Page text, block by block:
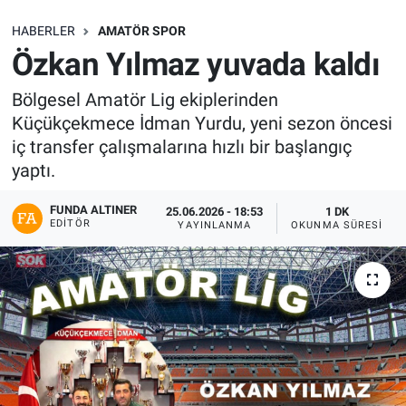
HABERLER AMATÖR SPOR
Özkan Yılmaz yuvada kaldı
Bölgesel Amatör Lig ekiplerinden
Küçükçekmece İdman Yurdu, yeni sezon öncesi
iç transfer çalışmalarına hızlı bir başlangıç
yaptı.
FUNDA ALTINER
EDITÖR
25.06.2026 - 18:53
YAYINLANMA
1 DK
OKUNMA SÜRESI
SAĞLIK
EKONOMİ
EĞİTİM
ÖZEL HABER
Keşfet
ASTROLOJİ
MANŞET
RESMİ İLANLAR
İLAN